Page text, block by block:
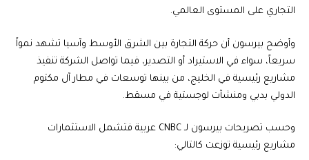
التجاري على المستوى العالمي.
وأوضح بيرسون أن حركة التجارة بين الشرق الأوسط وآسيا تشهد نمواً
سريعاً، سواء في الاستيراد أو التصدير، فيما تواصل الشركة تنفيذ
مشاريع رئيسية في الخليج، من بينها توسعات في مطار آل مكتوم
الدولي بدبي ومنشآت لوجستية في مسقط.
وحسب تصريحات بيرسون لـ CNBC عربية فتشمل الاستثمارات
مشاريع رئيسية توزعت كالتالي: